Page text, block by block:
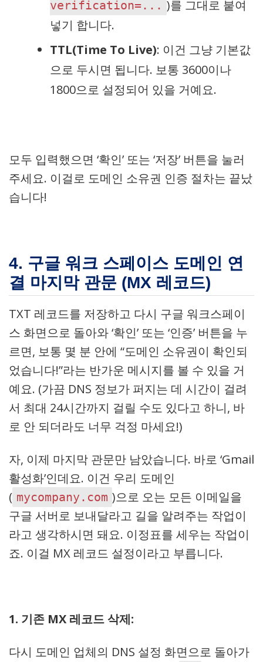
verification=... )를 그대로 붙여
넣기 합니다.
TTL(Time To Live): 이건 그냥 기본값
으로 두시면 됩니다. 보통 3600이나
1800으로 설정되어 있을 거예요.
모두 입력했으면 ‘확인’ 또는 ‘저장’ 버튼을 눌러
주세요. 이걸로 도메인 소유권 인증 절차는 끝났
습니다!
4. 구글 워크 스페이스 도메인 연
결 마지막 관문 (MX 레코드)
TXT 레코드를 저장하고 다시 구글 워크스페이
스 화면으로 돌아와 ‘확인’ 또는 ‘인증’ 버튼을 누
르면, 보통 몇 분 안에 “도메인 소유권이 확인되
었습니다!”라는 반가운 메시지를 볼 수 있을 거
예요. (가끔 DNS 정보가 퍼지는 데 시간이 걸려
서 최대 24시간까지 걸릴 수도 있다고 하니, 바
로 안 되더라도 너무 걱정 마세요!)
자, 이제 마지막 관문만 남았습니다. 바로 ‘Gmail
활성화’인데요. 이건 우리 도메인
( mycompany.com )으로 오는 모든 이메일을
구글 서버로 보내달라고 길을 알려주는 작업이
라고 생각하시면 돼요. 이정표를 세우는 작업이
죠. 이걸 MX 레코드 설정이라고 부릅니다.
1. 기존 MX 레코드 삭제:
다시 도메인 업체의 DNS 설정 화면으로 돌아가